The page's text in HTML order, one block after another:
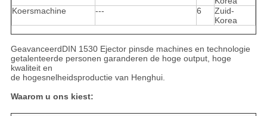
Koersmachine
--- 6
Zuid-
Korea
GeavanceerdDIN 1530 Ejector pinsde machines en technologie
getalenteerde personen garanderen de hoge output, hoge
kwaliteit en
de hogesnelheidsproductie van Henghui.
Waarom u ons kiest: